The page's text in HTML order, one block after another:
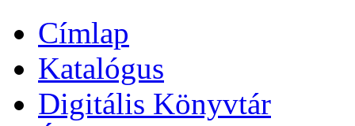
Címlap
Katalógus
Digitális Könyvtár